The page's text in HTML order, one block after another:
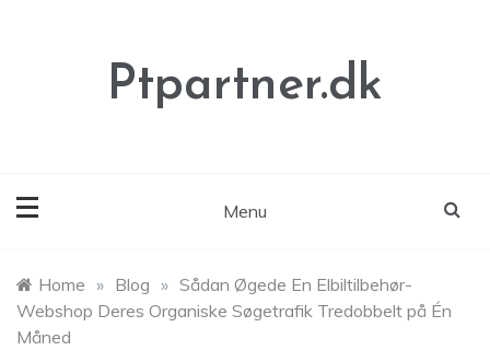
Ptpartner.dk
Menu
Home » Blog » Sådan Øgede En Elbiltilbehør-
Webshop Deres Organiske Søgetrafik Tredobbelt på Én
Måned